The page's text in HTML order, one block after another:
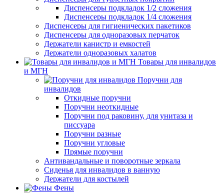
Диспенсеры подкладок 1/2 сложения
Диспенсеры подкладок 1/4 сложения
Диспенсеры для гигиенических пакетиков
Диспенсеры для одноразовых перчаток
Держатели канистр и емкостей
Держатели одноразовых халатов
Товары для инвалидов
и МГН
Поручни для
инвалидов
Откидные поручни
Поручни неоткидные
Поручни под раковину, для унитаза и
писсуара
Поручни разные
Поручни угловые
Прямые поручни
Антивандальные и поворотные зеркала
Сиденья для инвалидов в ванную
Держатели для костылей
Фены